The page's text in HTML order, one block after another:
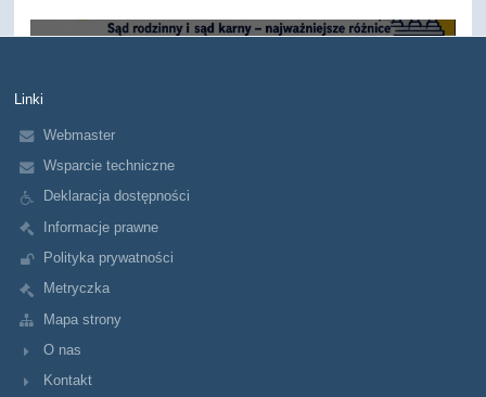
Linki
Webmaster
Wsparcie techniczne
Deklaracja dostępności
Informacje prawne
Polityka prywatności
Metryczka
Mapa strony
O nas
Kontakt